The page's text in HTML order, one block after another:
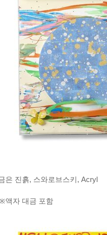
은 진흙, 스와로브스키, Acryl
액자 대금 포함